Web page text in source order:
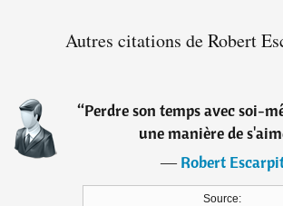
Autres citations de Robert
“Perdre son temps avec soi-
une manière de
―Robert
Source: